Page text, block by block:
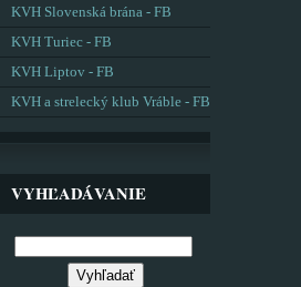
KVH Slovenská brána - FB
KVH Turiec - FB
KVH Liptov - FB
KVH a strelecký klub Vráble - FB
VYHĽADÁVANIE